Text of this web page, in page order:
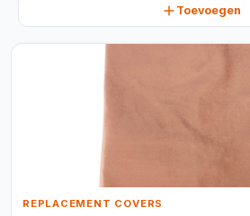
Toevoegen
REPLACEMENT COVERS